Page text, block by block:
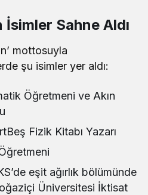
İsimler Sahne Aldı
mottosuyla
şu isimler yer aldı:
Öğretmeni ve Akın
Fizik Kitabı Yazarı
eşit ağırlık bölümünde
Üniversitesi İktisat